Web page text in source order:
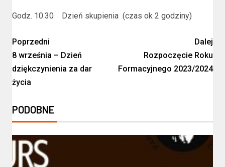
Godz. 10.30 Dzień skupienia (czas ok 2 godziny)
Poprzedni
8 września – Dzień
dziękczynienia za dar
życia
Dalej
Rozpoczęcie Roku
Formacyjnego 2023/2024
PODOBNE